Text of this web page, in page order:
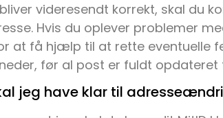
videresendt korrekt, skal du
Hvis du oplever problemer
at få hjælp til at rette eventuelle
før al post er fuldt opdateret
jeg have klar til